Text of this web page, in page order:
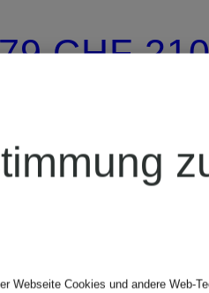
CHF
Webseite Cookies und andere Web-